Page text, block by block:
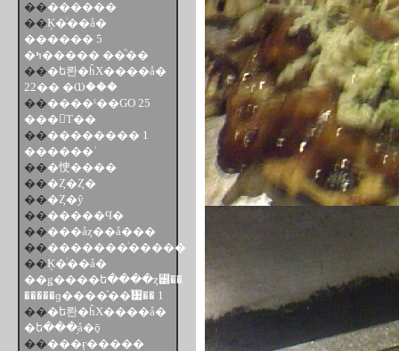
��������
��Ķ�ͥ��å�
������ 5
�ߤ����� ��ͪ��
���ե롼�ĥХ����å�
22�� �Ⲱ���
������ˤ��GO 25
���Τ��
���������� 1
������ʿ
���㤤����
���Ȥ�Ȥ�
���Ȥ�ŷ
�������Ϥ�
�����åȥ��å���
���������ͥ�����
��Ķ�ͥ��å�
��ǥ����ե����ȥ꡼��
�����ɡ����֡��ͥ᥷�� 1
���ե롼�ĥХ����å�
�ե���֥å�ǭ
�����ӻ�����